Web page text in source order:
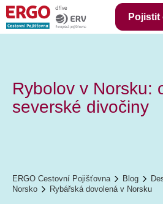
Pojistit
Rybolov v Norsku:
severské divočiny
ERGO Cestovní Pojišťovna Blog
Norsko
Rybářská dovolená v Norsku